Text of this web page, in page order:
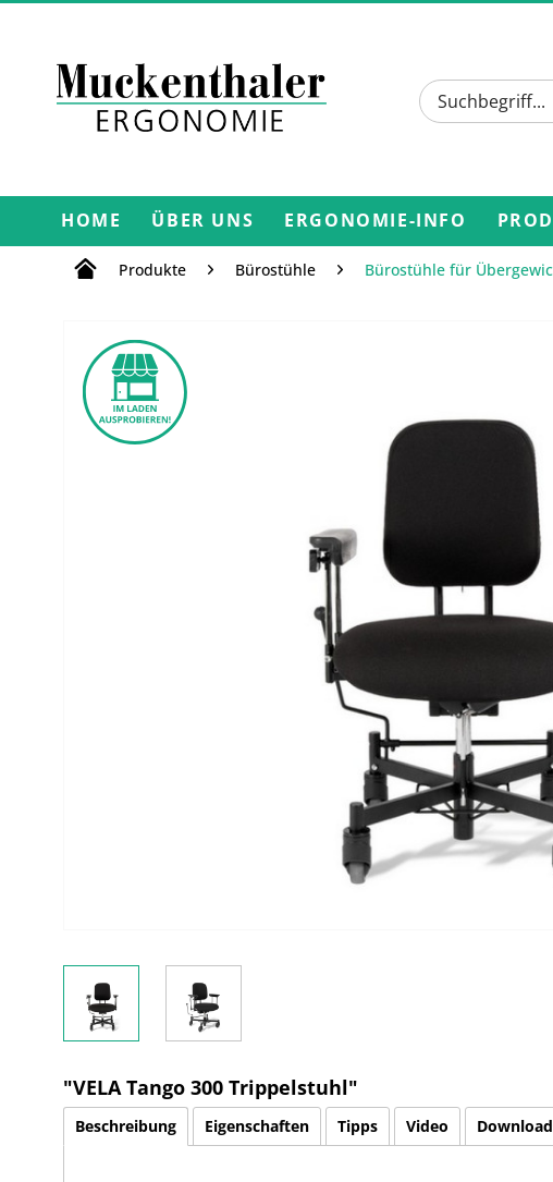
HOME ÜBER UNS ERGONOMIE-INFO
Produkte Bürostühle Bürostühle für
"VELA Tango 300 Trippelstuhl"
Beschreibung Eigenschaften Tipps Video